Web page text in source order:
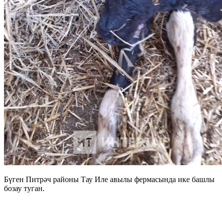
Бүген Питрәч районы Тау Иле авылы фермасында ике башлы
бозау туган.